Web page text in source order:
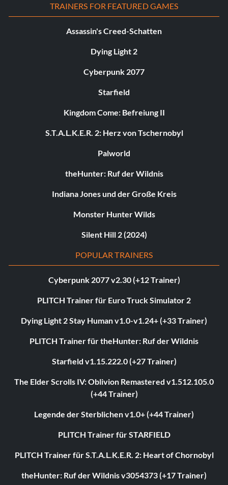
TRAINERS FOR FEATURED GAMES
Assassin's Creed-Schatten
Dying Light 2
Cyberpunk 2077
Starfield
Kingdom Come: Befreiung II
S.T.A.L.K.E.R. 2: Herz von Tschernobyl
Palworld
theHunter: Ruf der Wildnis
Indiana Jones und der Große Kreis
Monster Hunter Wilds
Silent Hill 2 (2024)
POPULAR TRAINERS
Cyberpunk 2077 v2.30 (+12 Trainer)
PLITCH Trainer für Euro Truck Simulator 2
Dying Light 2 Stay Human v1.0-v1.24+ (+33 Trainer)
PLITCH Trainer für theHunter: Ruf der Wildnis
Starfield v1.15.222.0 (+27 Trainer)
The Elder Scrolls IV: Oblivion Remastered v1.512.105.0
(+44 Trainer)
Legende der Sterblichen v1.0+ (+44 Trainer)
PLITCH Trainer für STARFIELD
PLITCH Trainer für S.T.A.L.K.E.R. 2: Heart of Chornobyl
theHunter: Ruf der Wildnis v3054373 (+17 Trainer)